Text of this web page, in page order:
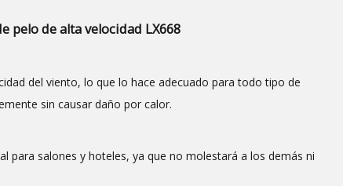
pelo de alta velocidad LX668
del viento, lo que lo hace adecuado para todo tipo de
sin causar daño por calor.
para salones y hoteles, ya que no molestará a los demás ni